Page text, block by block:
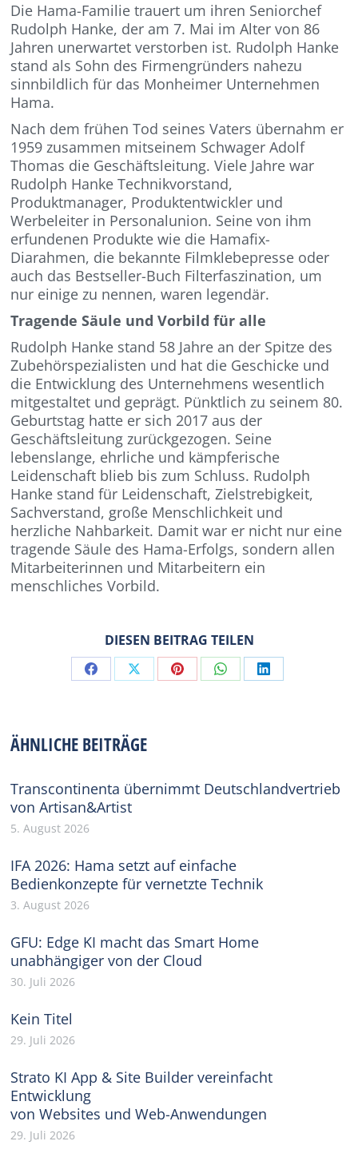
Die Hama-Familie trauert um ihren Seniorchef
Rudolph Hanke, der am 7. Mai im Alter von 86
Jahren unerwartet verstorben ist. Rudolph Hanke
stand als Sohn des Firmengründers nahezu
sinnbildlich für das Monheimer Unternehmen
Hama.
Nach dem frühen Tod seines Vaters übernahm er
1959 zusammen mitseinem Schwager Adolf
Thomas die Geschäftsleitung. Viele Jahre war
Rudolph Hanke Technikvorstand,
Produktmanager, Produktentwickler und
Werbeleiter in Personalunion. Seine von ihm
erfundenen Produkte wie die Hamafix-
Diarahmen, die bekannte Filmklebepresse oder
auch das Bestseller-Buch Filterfaszination, um
nur einige zu nennen, waren legendär.
Tragende Säule und Vorbild für alle
Rudolph Hanke stand 58 Jahre an der Spitze des
Zubehörspezialisten und hat die Geschicke und
die Entwicklung des Unternehmens wesentlich
mitgestaltet und geprägt. Pünktlich zu seinem 80.
Geburtstag hatte er sich 2017 aus der
Geschäftsleitung zurückgezogen. Seine
lebenslange, ehrliche und kämpferische
Leidenschaft blieb bis zum Schluss. Rudolph
Hanke stand für Leidenschaft, Zielstrebigkeit,
Sachverstand, große Menschlichkeit und
herzliche Nahbarkeit. Damit war er nicht nur eine
tragende Säule des Hama-Erfolgs, sondern allen
Mitarbeiterinnen und Mitarbeitern ein
menschliches Vorbild.
DIESEN BEITRAG TEILEN
Share Share Share Share Share
ÄHNLICHE BEITRÄGE
Transcontinenta übernimmt Deutschlandvertrieb
von Artisan&Artist
5. August 2026
IFA 2026: Hama setzt auf einfache
Bedienkonzepte für vernetzte Technik
3. August 2026
GFU: Edge KI macht das Smart Home
unabhängiger von der Cloud
30. Juli 2026
Kein Titel
29. Juli 2026
Strato KI App & Site Builder vereinfacht
Entwicklung
von Websites und Web-Anwendungen
29. Juli 2026